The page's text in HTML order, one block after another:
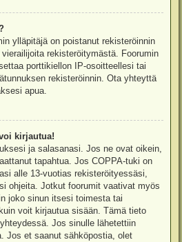
ylläpitäjä on poistanut rekisteröinnin
rekisteröitymästä. Foorumin
porttikiellon IP-osoitteellesi tai
rekisteröinnin. Ota yhteyttä
apua.
kirjautua!
ja salasanasi. Jos ne ovat oikein,
tapahtua. Jos COPPA-tuki on
alle 13-vuotias rekisteröityessäsi,
ohjeita. Jotkut foorumit vaativat myös
joko sinun itsesi toimesta tai
voit kirjautua sisään. Tämä tieto
Jos sinulle lähetettiin
Jos et saanut sähköpostia, olet